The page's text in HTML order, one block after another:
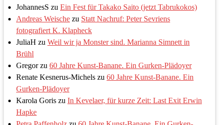
JohannesS zu Ein Fest für Takako Saito (jetzt Tabrukokos)
Andreas Weische zu Statt Nachruf: Peter Sevriens
fotografiert K. Klapheck
JuliaH zu Weil wir ja Monster sind. Marianna Simnett in
Brühl
Gregorzu 60 Jahre Kunst-Banane. Ein Gurken-Plädoyer
Renate Kesnerus-Michels zu 60 Jahre Kunst-Banane. Ein
Gurken-Plädoyer
Karola Goris zu In Kevelaer, für kurze Zeit: Last Exit Erwin
Hapke